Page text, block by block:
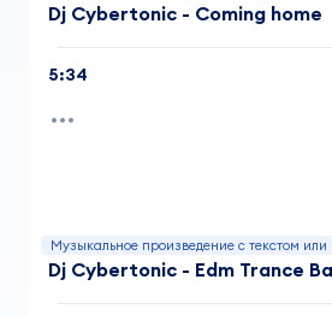
Dj Cybertonic - Coming home
5:34
Музыкальное произведение с текстом или
Dj Cybertonic - Edm Trance